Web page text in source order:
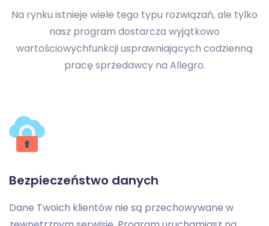
Na rynku istnieje wiele tego typu rozwiązań, ale tylko
nasz program dostarcza wyjątkowo
wartościowychfunkcji usprawniających codzienną
pracę sprzedawcy na Allegro.
Bezpieczeństwo danych
Dane Twoich klientów nie są przechowywane w